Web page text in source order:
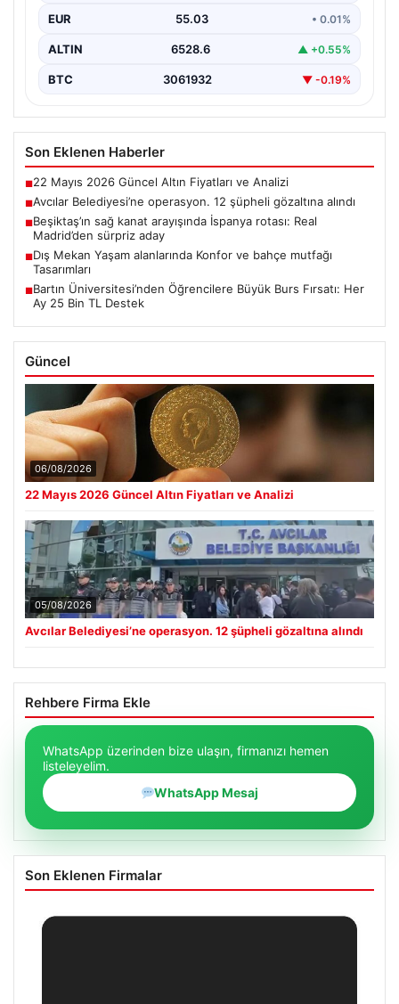
EUR 55.03 • 0.01%
ALTIN 6528.6 ▲ +0.55%
BTC 3061932 ▼ -0.19%
Son Eklenen Haberler
■22 Mayıs 2026 Güncel Altın Fiyatları ve Analizi
■Avcılar Belediyesi’ne operasyon. 12 şüpheli gözaltına alındı
■Beşiktaş’ın sağ kanat arayışında İspanya rotası: Real
Madrid’den sürpriz aday
■Dış Mekan Yaşam alanlarında Konfor ve bahçe mutfağı
Tasarımları
■Bartın Üniversitesi’nden Öğrencilere Büyük Burs Fırsatı: Her
Ay 25 Bin TL Destek
Güncel
06/08/2026
22 Mayıs 2026 Güncel Altın Fiyatları ve Analizi
05/08/2026
Avcılar Belediyesi’ne operasyon. 12 şüpheli gözaltına alındı
Rehbere Firma Ekle
WhatsApp üzerinden bize ulaşın, firmanızı hemen
listeleyelim.
WhatsApp Mesaj
Son Eklenen Firmalar